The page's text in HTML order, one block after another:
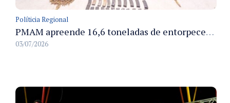
Políticia Regional
PMAM apreende 16,6 toneladas de entorpecentes e registra aumento nas prisões em flagrante e nas capturas de foragidos no primeiro semestre de 2026
03/07/2026